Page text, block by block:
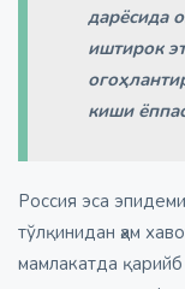
дарёсида
иштирок
киши
Россия эса
тўлқинидан ҳам
мамлакатда